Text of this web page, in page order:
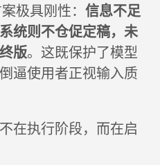
极具刚性： 信息不足
统则不仓促定稿，未
版。这既保护了模型
逼使用者正视输入质
在执行阶段，而在启